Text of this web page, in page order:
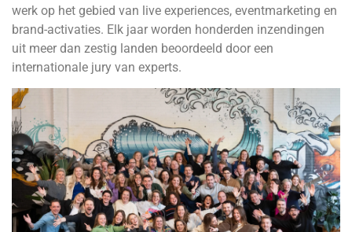
werk op het gebied van live experiences, eventmarketing en
brand-activaties. Elk jaar worden honderden inzendingen
uit meer dan zestig landen beoordeeld door een
internationale jury van experts.